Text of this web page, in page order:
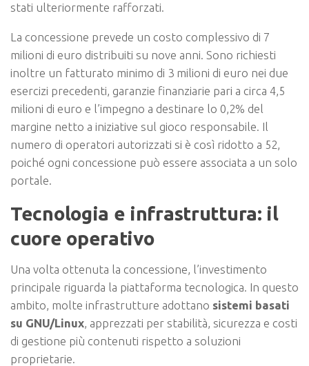
stati ulteriormente rafforzati.
La concessione prevede un costo complessivo di 7
milioni di euro distribuiti su nove anni. Sono richiesti
inoltre un fatturato minimo di 3 milioni di euro nei due
esercizi precedenti, garanzie finanziarie pari a circa 4,5
milioni di euro e l’impegno a destinare lo 0,2% del
margine netto a iniziative sul gioco responsabile. Il
numero di operatori autorizzati si è così ridotto a 52,
poiché ogni concessione può essere associata a un solo
portale.
Tecnologia e infrastruttura: il
cuore operativo
Una volta ottenuta la concessione, l’investimento
principale riguarda la piattaforma tecnologica. In questo
ambito, molte infrastrutture adottano sistemi basati
su GNU/Linux, apprezzati per stabilità, sicurezza e costi
di gestione più contenuti rispetto a soluzioni
proprietarie.